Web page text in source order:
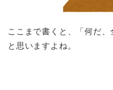
ここまで書くと、「何だ、
と思いますよね。